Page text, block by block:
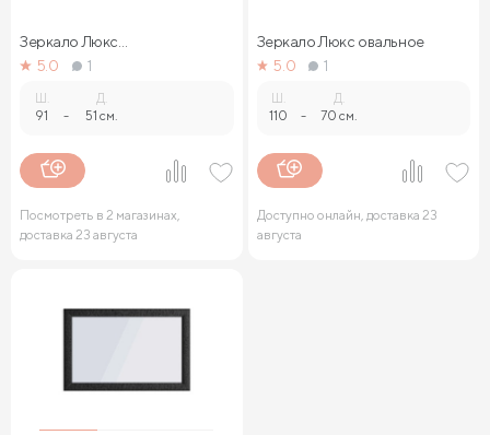
Зеркало Люкс
прямоугольное
5.0 1
Ш.
91 -
Д.
51 см.
Посмотреть в 2 магазинах,
доставка 23 августа
Зеркало Люкс овальное
5.0
1
Ш.
110 -
Д.
70 см.
Доступно онлайн, доставка 23
августа